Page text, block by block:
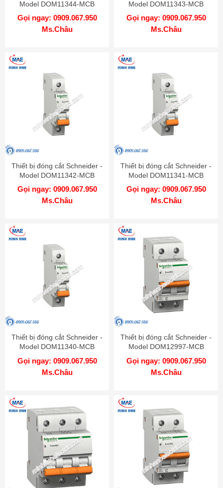
Model DOM11344-MCB
Gọi ngay: 0909.067.950
Ms.Châu
Model DOM11343-MCB
Gọi ngay: 0909.067.950
Ms.Châu
Thiết bị đóng cắt Schneider -
Model DOM11342-MCB
Gọi ngay: 0909.067.950
Ms.Châu
Thiết bị đóng cắt Schneider -
Model DOM11341-MCB
Gọi ngay: 0909.067.950
Ms.Châu
Thiết bị đóng cắt Schneider -
Model DOM11340-MCB
Gọi ngay: 0909.067.950
Ms.Châu
Thiết bị đóng cắt Schneider -
Model DOM12997-MCB
Gọi ngay: 0909.067.950
Ms.Châu